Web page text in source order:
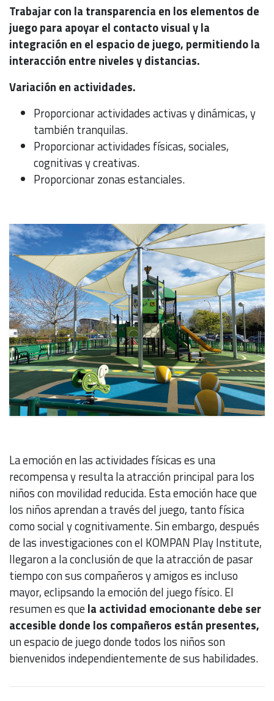
Trabajar con la transparencia en los elementos de
juego para apoyar el contacto visual y la
integración en el espacio de juego, permitiendo la
interacción entre niveles y distancias.
Variación en actividades.
Proporcionar actividades activas y dinámicas, y
también tranquilas.
Proporcionar actividades físicas, sociales,
cognitivas y creativas.
Proporcionar zonas estanciales.
La emoción en las actividades físicas es una
recompensa y resulta la atracción principal para los
niños con movilidad reducida. Esta emoción hace que
los niños aprendan a través del juego, tanto física
como social y cognitivamente. Sin embargo, después
de las investigaciones con el KOMPAN Play Institute,
llegaron a la conclusión de quela atracción de pasar
tiempo con sus compañeros y amigos es incluso
mayor, eclipsando la emoción del juego físico. El
resumen es quela actividad emocionante debe ser
accesible donde los compañeros están presentes,
un espacio de juego donde todos los niños son
bienvenidos independientemente de sus habilidades.